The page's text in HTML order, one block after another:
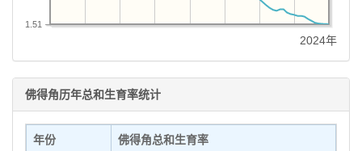
1.51
2024年
佛得角历年总和生育率统计
年份 佛得角总和生育率